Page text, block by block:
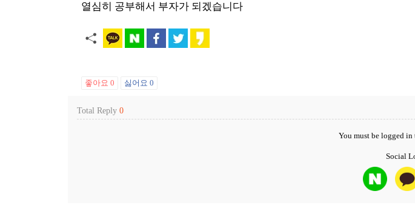
열심히 공부해서 부자가 되겠습니다
좋아요 0 싫어요 0
Total Reply 0
You must be logged in
Social